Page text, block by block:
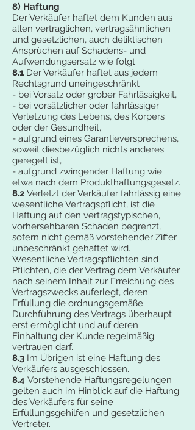
8) Haftung
Der Verkäufer haftet dem Kunden aus
allen vertraglichen, vertragsähnlichen
und gesetzlichen, auch deliktischen
Ansprüchen auf Schadens- und
Aufwendungsersatz wie folgt:
8.1 Der Verkäufer haftet aus jedem
Rechtsgrund uneingeschränkt
- bei Vorsatz oder grober Fahrlässigkeit,
- bei vorsätzlicher oder fahrlässiger
Verletzung des Lebens, des Körpers
oder der Gesundheit,
- aufgrund eines Garantieversprechens,
soweit diesbezüglich nichts anderes
geregelt ist,
- aufgrund zwingender Haftung wie
etwa nach dem Produkthaftungsgesetz.
8.2 Verletzt der Verkäufer fahrlässig eine
wesentliche Vertragspflicht, ist die
Haftung auf den vertragstypischen,
vorhersehbaren Schaden begrenzt,
sofern nicht gemäß vorstehender Ziffer
unbeschränkt gehaftet wird.
Wesentliche Vertragspflichten sind
Pflichten, die der Vertrag dem Verkäufer
nach seinem Inhalt zur Erreichung des
Vertragszwecks auferlegt, deren
Erfüllung die ordnungsgemäße
Durchführung des Vertrags überhaupt
erst ermöglicht und auf deren
Einhaltung der Kunde regelmäßig
vertrauen darf.
8.3 Im Übrigen ist eine Haftung des
Verkäufers ausgeschlossen.
8.4 Vorstehende Haftungsregelungen
gelten auch im Hinblick auf die Haftung
des Verkäufers für seine
Erfüllungsgehilfen und gesetzlichen
Vertreter.